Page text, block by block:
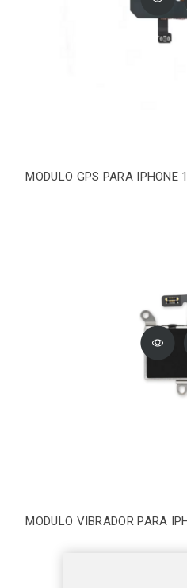
MODULO GPS PARA IPHONE
MODULO VIBRADOR PARA